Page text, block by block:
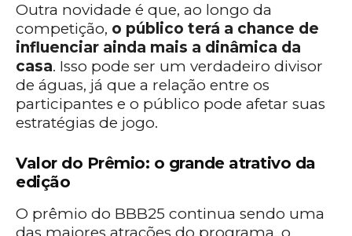
Outra novidade é que, ao longo da
competição, o público terá a chance de
influenciar ainda mais a dinâmica da
casa. Isso pode ser um verdadeiro divisor
de águas, já que a relação entre os
participantes e o público pode afetar suas
estratégias de jogo.
Valor do Prêmio: o grande atrativo da
edição
O prêmio do BBB25 continua sendo uma